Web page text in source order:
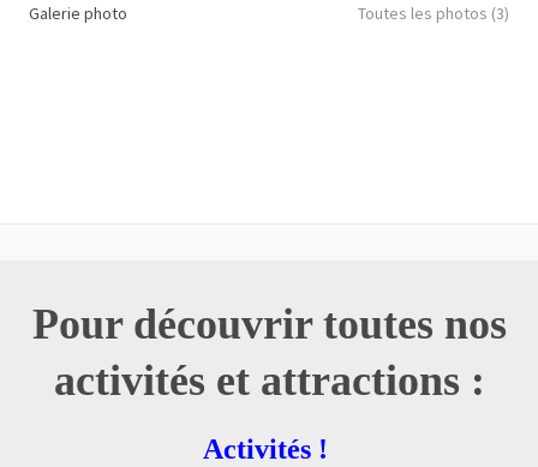
Galerie photo Toutes les photos (3)
Pour découvrir toutes nos
activités et attractions :
Activités !